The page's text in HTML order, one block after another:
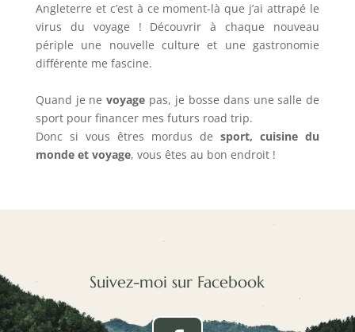
Angleterre et c’est à ce moment-là que j’ai attrapé le
virus du voyage ! Découvrir à chaque nouveau
périple une nouvelle culture et une gastronomie
différente me fascine.
Quand je nevoyage pas, je bosse dans une salle de
sport pour financer mes futurs road trip.
Donc si vous êtres mordus desport, cuisine du
monde et voyage, vous êtes au bon endroit !
Suivez-moi sur Facebook